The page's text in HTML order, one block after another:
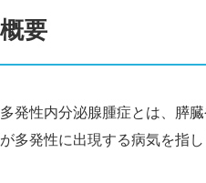
概要
多発性内分泌腺腫症とは、膵
が多発性に出現する病気を指し